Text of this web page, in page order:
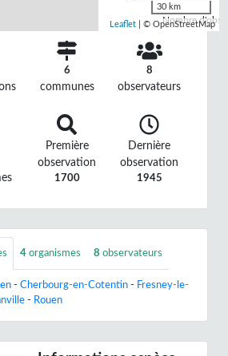
Nombre
30 km
Leaflet | © OpenStreetMap
6
communes
8
observateurs
Première
observation
1700
Dernière
observation
1945
4 organismes 8 observateurs
- Cherbourg-en-Cotentin - Fresney-le-
- Rouen